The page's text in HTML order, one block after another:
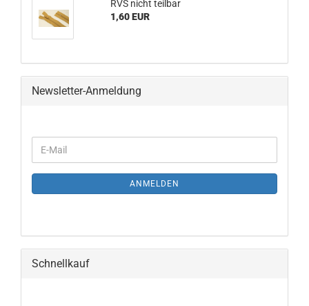
RVS nicht teilbar
1,60 EUR
Newsletter-Anmeldung
ANMELDEN
Schnellkauf